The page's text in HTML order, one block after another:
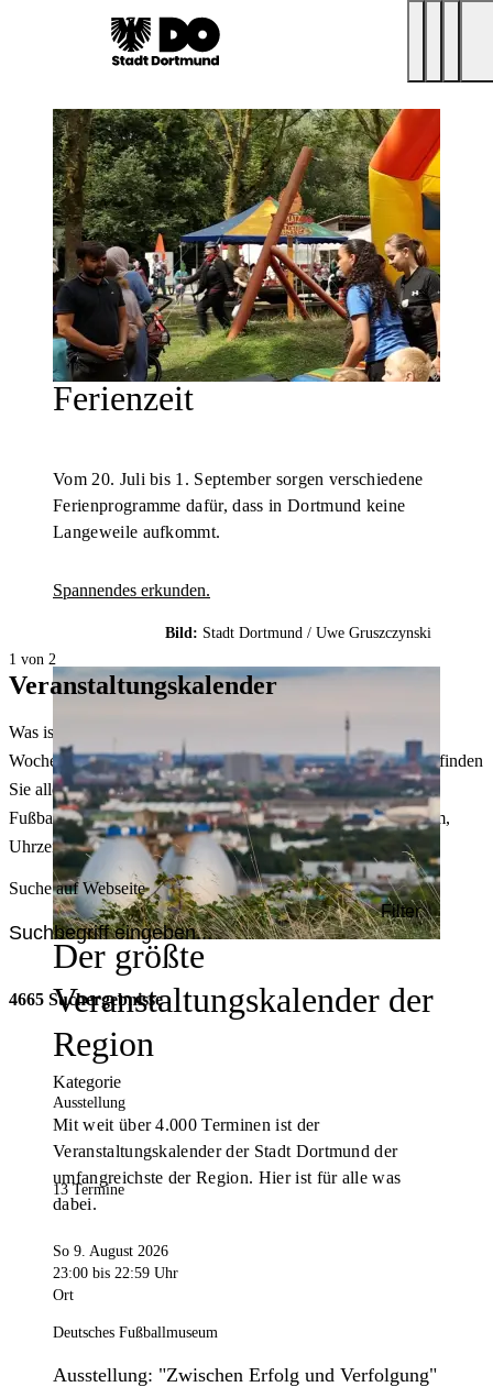
Ferienzeit
Vom 20. Juli bis 1. September sorgen verschiedene
Ferienprogramme dafür, dass in Dortmund keine
Langeweile aufkommt.
Spannendes erkunden.
Bild: Stadt Dortmund / Uwe Gruszczynski
Der größte
Veranstaltungskalender der
Region
Mit weit über 4.000 Terminen ist der
Veranstaltungskalender der Stadt Dortmund der
umfangreichste der Region. Hier ist für alle was
dabei.
1 von 2
Veranstaltungskalender
Was ist heute in Dortmund los? Welche Konzerte gibt es am
Wochenende? Im größten Veranstaltungskalender Dortmunds finden
Sie alle Events – von der Stadt- oder Museumsführung übers
Fußballspiel bis zum Flohmarkt. Sie können dabei nach Datum,
Uhrzeit, Ort oder Art der Veranstaltung auswählen. Viel Spaß!
Suche auf Webseite
Filter
4665 Suchergebnisse
Kategorie
Ausstellung
13 Termine
So 9. August 2026
23:00 bis 22:59 Uhr
Ort
Deutsches Fußballmuseum
Ausstellung: "Zwischen Erfolg und Verfolgung"